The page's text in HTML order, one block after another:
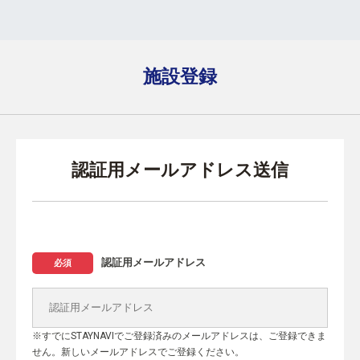
施設登録
認証用メールアドレス送信
必須 認証用メールアドレス
※すでにSTAYNAVIでご登録済みのメールアドレスは、ご登録できま
せん。新しいメールアドレスでご登録ください。